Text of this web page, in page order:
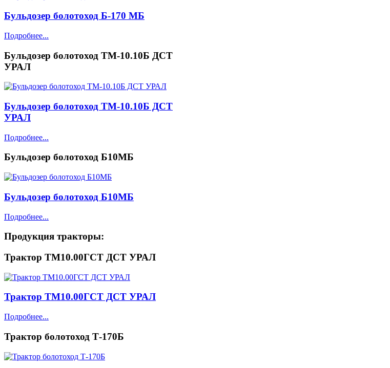
Бульдозер болотоход Б-170 МБ
Подробнее...
Бульдозер болотоход ТМ-10.10Б ДСТ
УРАЛ
Бульдозер болотоход ТМ-10.10Б ДСТ
УРАЛ
Подробнее...
Бульдозер болотоход Б10МБ
Бульдозер болотоход Б10МБ
Подробнее...
Продукция тракторы:
Трактор ТМ10.00ГСТ ДСТ УРАЛ
Трактор ТМ10.00ГСТ ДСТ УРАЛ
Подробнее...
Трактор болотоход Т-170Б